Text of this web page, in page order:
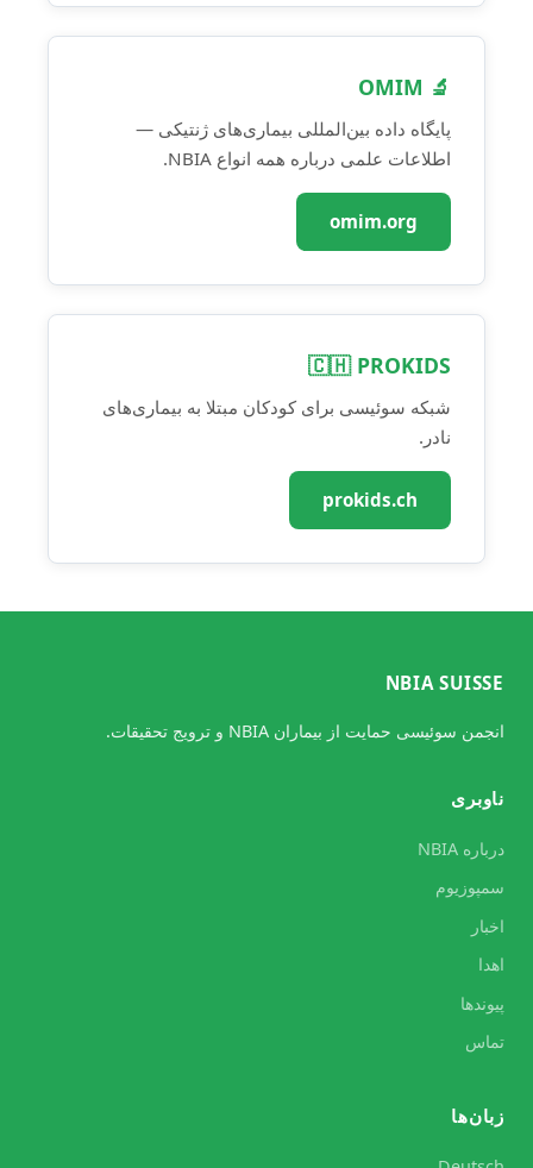
🔬 OMIM
پایگاه داده بین‌المللی بیماری‌های ژنتیکی —
اطلاعات علمی درباره همه انواع NBIA.
omim.org
🇨🇭 PROKIDS
شبکه سوئیسی برای کودکان مبتلا به بیماری‌های
نادر.
prokids.ch
NBIA SUISSE
انجمن سوئیسی حمایت از بیماران NBIA و ترویج تحقیقات.
ناوبری
درباره NBIA
سمپوزیوم
اخبار
اهدا
پیوندها
تماس
زبان‌ها